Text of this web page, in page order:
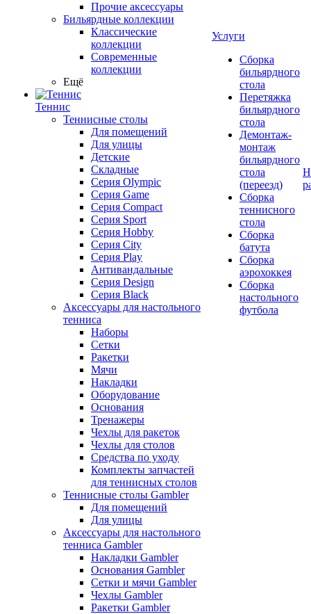
Прочие аксессуары
Бильярдные коллекции
Классические
коллекции
Современные
коллекции
Ещё
Теннис
Теннисные столы
Для помещений
Для улицы
Детские
Складные
Серия Olympic
Серия Game
Серия Compact
Серия Sport
Серия Hobby
Серия City
Серия Play
Антивандальные
Серия Design
Серия Black
Аксессуары для настольного
тенниса
Наборы
Сетки
Ракетки
Мячи
Накладки
Оборудование
Основания
Тренажеры
Чехлы для ракеток
Чехлы для столов
Средства по уходу
Комплекты запчастей
для теннисных столов
Теннисные столы Gambler
Для помещений
Для улицы
Аксессуары для настольного
тенниса Gambler
Накладки Gambler
Основания Gambler
Сетки и мячи Gambler
Чехлы Gambler
Ракетки Gambler
Услуги
Сборка
бильярдного
стола
Перетяжка
бильярдного
стола
Демонтаж-
монтаж
бильярдного
стола
(переезд)
Сборка
теннисного
стола
Сборка
батута
Сборка
аэрохоккея
Сборка
настольного
футбола